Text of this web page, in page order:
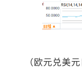
（ 欧元兑美元